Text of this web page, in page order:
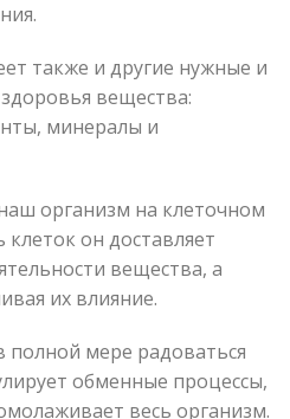
также и другие нужные и
вещества:
минералы и
организм на клеточном
он доставляет
вещества, а
их влияние.
мере радоваться
обменные процессы,
весь организм.